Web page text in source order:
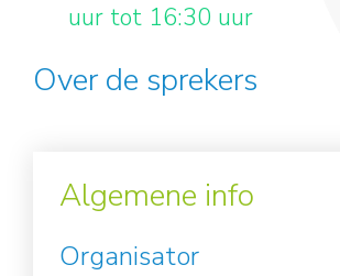
uur tot 16:30 uur
Over de sprekers
Algemene info
Organisator